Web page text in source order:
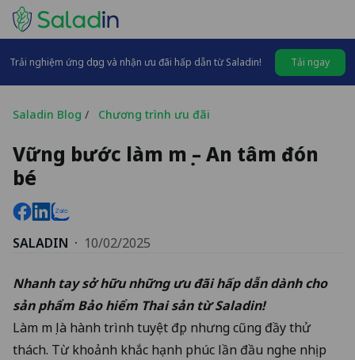
Trải nghiệm ứng dụng và nhận ưu đãi hấp dẫn từ Saladin! Tải ngay
Saladin Blog / Chương trình ưu đãi
Vững bước làm mẹ – An tâm đón
bé
SALADIN · 10/02/2025
Nhanh tay sở hữu những ưu đãi hấp dẫn dành cho
sản phẩm Bảo hiểm Thai sảntừ Saladin!
Làm mẹ là hành trình tuyệt đẹp nhưng cũng đầy thử
thách. Từ khoảnh khắc hạnh phúc lần đầu nghe nhịp